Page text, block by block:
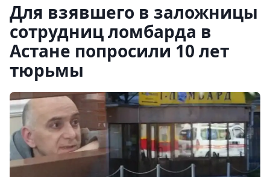
Для взявшего в заложницы
сотрудниц ломбарда в
Астане попросили 10 лет
тюрьмы